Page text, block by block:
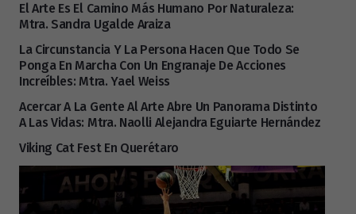
El Arte Es El Camino Más Humano Por Naturaleza:
Mtra. Sandra Ugalde Araiza
La Circunstancia Y La Persona Hacen Que Todo Se
Ponga En Marcha Con Un Engranaje De Acciones
Increíbles: Mtra. Yael Weiss
Acercar A La Gente Al Arte Abre Un Panorama Distinto
A Las Vidas: Mtra. Naolli Alejandra Eguiarte Hernández
Viking Cat Fest En Querétaro